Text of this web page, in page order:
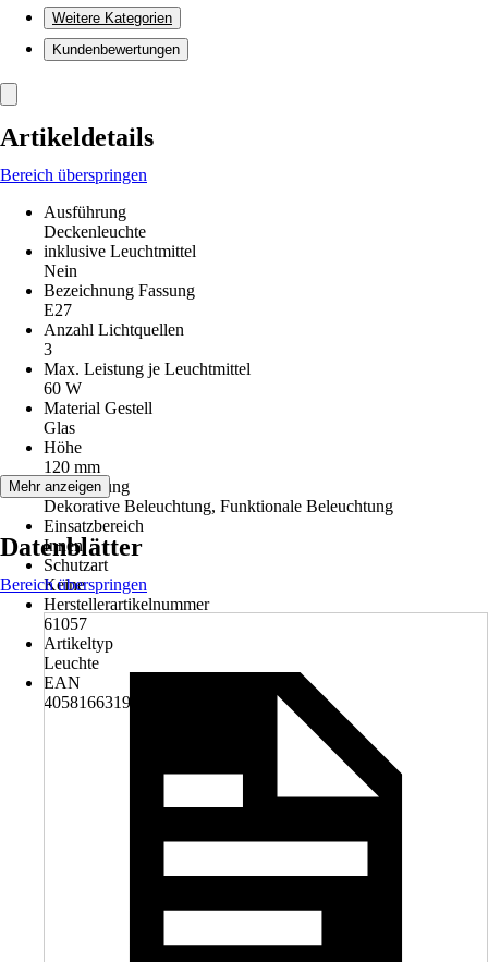
Weitere Kategorien
Kundenbewertungen
Artikeldetails
Bereich überspringen
Ausführung
Deckenleuchte
inklusive Leuchtmittel
Nein
Bezeichnung Fassung
E27
Anzahl Lichtquellen
3
Max. Leistung je Leuchtmittel
60 W
Material Gestell
Glas
Höhe
120 mm
Anwendung
Dekorative Beleuchtung, Funktionale Beleuchtung
Einsatzbereich
Innen
Schutzart
Keine
Herstellerartikelnummer
61057
Artikeltyp
Leuchte
EAN
4058166319661
Mehr anzeigen
Datenblätter
Bereich überspringen